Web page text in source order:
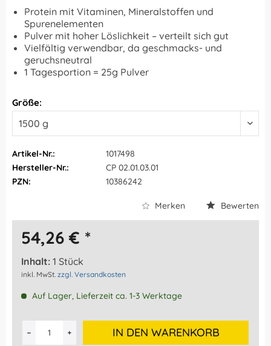
Protein mit Vitaminen, Mineralstoffen und
Spurenelementen
Pulver mit hoher Löslichkeit – verteilt sich gut
Vielfältig verwendbar, da geschmacks- und
geruchsneutral
1 Tagesportion = 25g Pulver
Größe:
Artikel-Nr.:
1017498
Hersteller-Nr.:
CP 02.01.03.01
PZN:
10386242
Merken Bewerten
54,26 € *
Inhalt: 1 Stück
inkl. MwSt. zzgl. Versandkosten
Auf Lager, Lieferzeit ca. 1-3 Werktage
IN DEN WARENKORB